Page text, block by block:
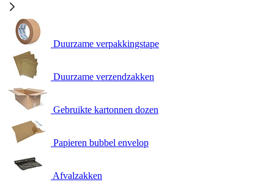
Duurzame verpakkingstape
Duurzame verzendzakken
Gebruikte kartonnen dozen
Papieren bubbel envelop
Afvalzakken